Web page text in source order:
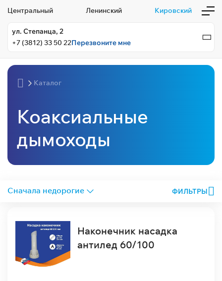
Центральный Ленинский Кировский
ул. Степанца, 2
+7 (3812) 33 50 22Перезвоните мне
Каталог
Коаксиальные
дымоходы
ФИЛЬТРЫ
Наконечник насадка
антилед 60/100